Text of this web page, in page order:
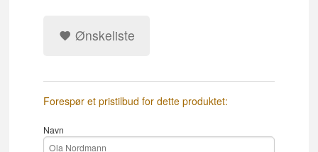
Ønskeliste
Forespør et pristilbud for dette produktet:
Navn